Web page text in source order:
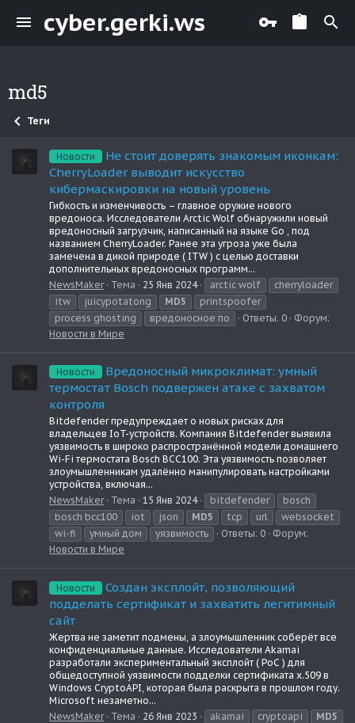
cyber.gerki.ws
md5
Теги
Новости
Не стоит доверять знакомым иконкам:
CherryLoader выводит искусство
кибермаскировки на новый уровень
Гибкость и изменчивость – главное оружие нового
вредоноса. Исследователи Arctic Wolf обнаружили новый
вредоносный загрузчик, написанный на языке Go , под
названием CherryLoader. Ранее эта угроза уже была
замечена в дикой природе ( ITW ) с целью доставки
дополнительных вредоносных программ...
NewsMaker
Тема 25 Янв 2024 arctic wolf
cherryloader
itw
juicypotatong MD5
printspoofer
process ghosting
вредоносное по Ответы: 0
Форум:
Новости в Мире
Новости
Вредоносный микроклимат: умный
термостат Bosch подвержен атаке с захватом
контроля
Bitdefender предупреждает о новых рисках для
владельцев IoT-устройств. Компания Bitdefender выявила
уязвимость в широко распространённой модели домашнего
Wi-Fi термостата Bosch BCC100. Эта уязвимость позволяет
злоумышленникам удалённо манипулировать настройками
устройства, включая...
NewsMaker
Тема 15 Янв 2024 bitdefender
bosch
bosch bcc100
iot json MD5 tcp url
websocket
wi-fi
умный дом уязвимость Ответы: 0
Форум:
Новости в Мире
Новости
Создан эксплойт, позволяющий
подделать сертификат и захватить легитимный
сайт
Жертва не заметит подмены, а злоумышленник соберёт все
конфиденциальные данные. Исследователи Akamai
разработали экспериментальный эксплойт ( PoC ) для
общедоступной уязвимости подделки сертификата x.509 в
Windows CryptoAPI, которая была раскрыта в прошлом году.
Microsoft незаметно...
NewsMaker
Тема 26 Янв 2023 akamai cryptoapi
MD5